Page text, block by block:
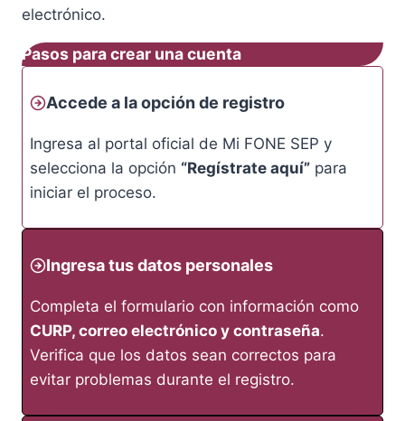
electrónico.
Pasos para crear una cuenta
Accede a la opción de registro
Ingresa al portal oficial de Mi FONE SEP y
selecciona la opción “Regístrate aquí” para
iniciar el proceso.
Ingresa tus datos personales
Completa el formulario con información como
CURP, correo electrónico y contraseña.
Verifica que los datos sean correctos para
evitar problemas durante el registro.